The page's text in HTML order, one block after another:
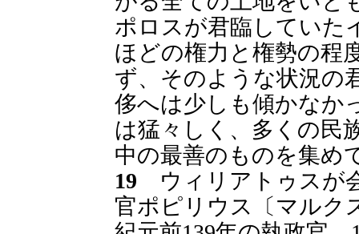
ポロスが君臨していた
ほどの権力と権勢の程
ず、そのような状況の
侈へは少しも傾かなか
は猛々しく、多くの民
中の最善のものを集め
19 ウィリアトゥスが
官ポピリウス〔マルク